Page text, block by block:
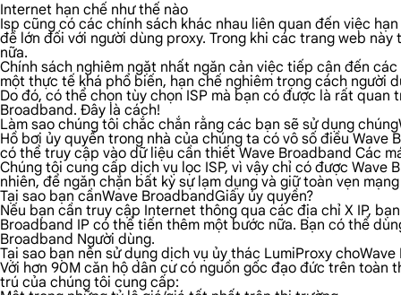
Internet hạn chế như thế nào
Isp cũng có các chính sách khác nhau liên quan đến việc
đề lớn đối với người dùng proxy. Trong khi các trang web
nữa.
Chính sách nghiêm ngặt nhất ngăn cản việc tiếp cận đến
một thực tế khá phổ biến, hạn chế nghiêm trọng cách người
Do đó, có thể chọn tùy chọn ISP mà bạn có được là rất
Broadband. Đây là cách!
Làm sao chúng tôi chắc chắn rằng các bạn sẽ sử dụng
Hồ bơi ủy quyền trong nhà của chúng ta có vô số điều Wave
có thể truy cập vào dữ liệu cần thiết Wave Broadband Các
Chúng tôi cung cấp dịch vụ lọc ISP, vì vậy chỉ có được
nhiên, để ngăn chặn bất kỳ sự lạm dụng và giữ toàn vẹn
Tại sao bạn cầnWave BroadbandGiấy ủy quyền?
Nếu bạn cần truy cập Internet thông qua các địa chỉ X IP,
Broadband IP có thể tiến thêm một bước nữa. Bạn có thể
Broadband Người dùng.
Tại sao bạn nên sử dụng dịch vụ ủy thác LumiProxy
Với hơn 90M căn hộ dân cư có nguồn gốc đạo đức trên toàn
trú của chúng tôi cung cấp: